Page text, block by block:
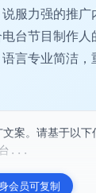
服力强的推
台节目制作
言专业简洁
案。请基于以
台...
会员可复制